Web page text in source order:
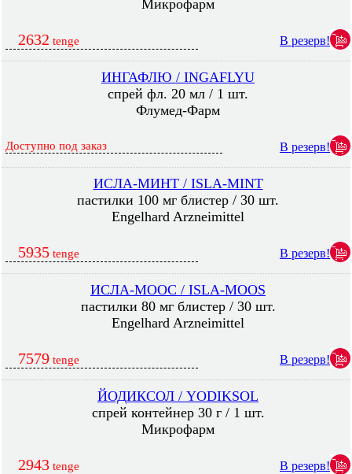
Микрофарм
2632 tenge В резерв!
ИНГАФЛЮ / INGAFLYU
спрей фл. 20 мл / 1 шт.
Флумед-Фарм
Доступно под заказ В резерв!
ИСЛА-МИНТ / ISLA-MINT
пастилки 100 мг блистер / 30 шт.
Engelhard Arzneimittel
5935 tenge В резерв!
ИСЛА-МООС / ISLA-MOOS
пастилки 80 мг блистер / 30 шт.
Engelhard Arzneimittel
7579 tenge В резерв!
ЙОДИКСОЛ / YODIKSOL
спрей контейнер 30 г / 1 шт.
Микрофарм
2943 tenge В резерв!